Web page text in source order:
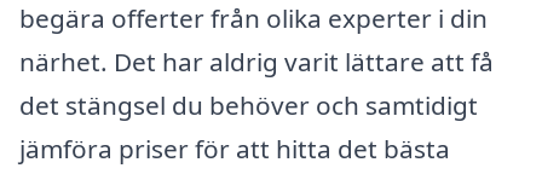
begära offerter från olika experter i din
närhet. Det har aldrig varit lättare att få
det stängsel du behöver och samtidigt
jämföra priser för att hitta det bästa